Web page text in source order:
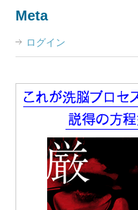
Meta
ログイン